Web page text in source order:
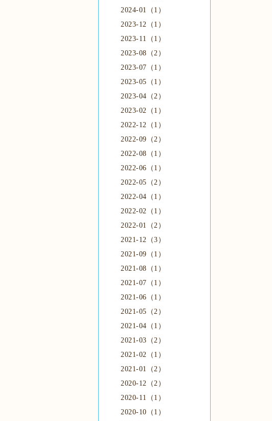
2024-01（1）
2023-12（1）
2023-11（1）
2023-08（2）
2023-07（1）
2023-05（1）
2023-04（2）
2023-02（1）
2022-12（1）
2022-09（2）
2022-08（1）
2022-06（1）
2022-05（2）
2022-04（1）
2022-02（1）
2022-01（2）
2021-12（3）
2021-09（1）
2021-08（1）
2021-07（1）
2021-06（1）
2021-05（2）
2021-04（1）
2021-03（2）
2021-02（1）
2021-01（2）
2020-12（2）
2020-11（1）
2020-10（1）